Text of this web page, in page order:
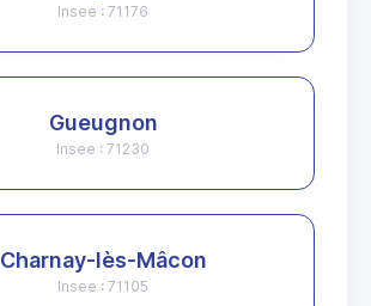
Insee : 71176
Gueugnon
Insee : 71230
Charnay-lès-Mâcon
Insee : 71105